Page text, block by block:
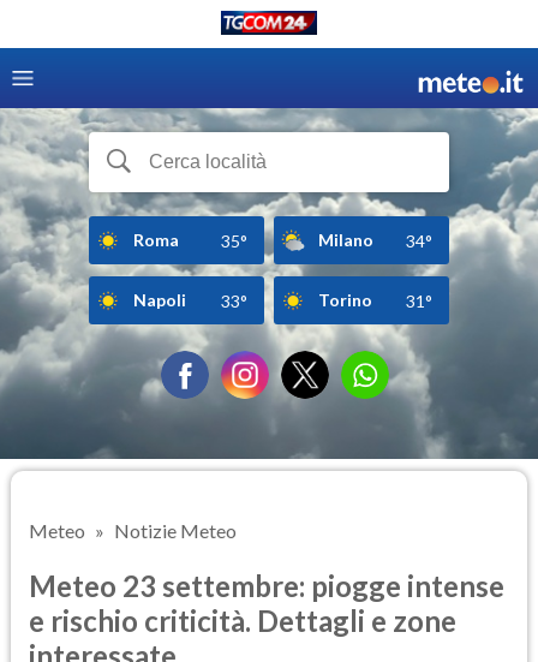
Roma 35° Milano 34°
Napoli 33° Torino 31°
Meteo Notizie Meteo
Meteo 23 settembre: piogge intense
e rischio criticità. Dettagli e zone